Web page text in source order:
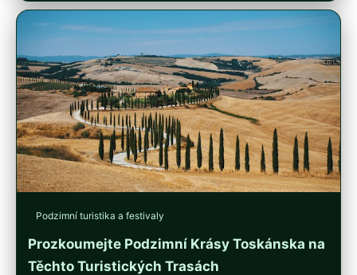
Podzimní turistika a festivaly
Prozkoumejte Podzimní Krásy Toskánska na
Těchto Turistických Trasách